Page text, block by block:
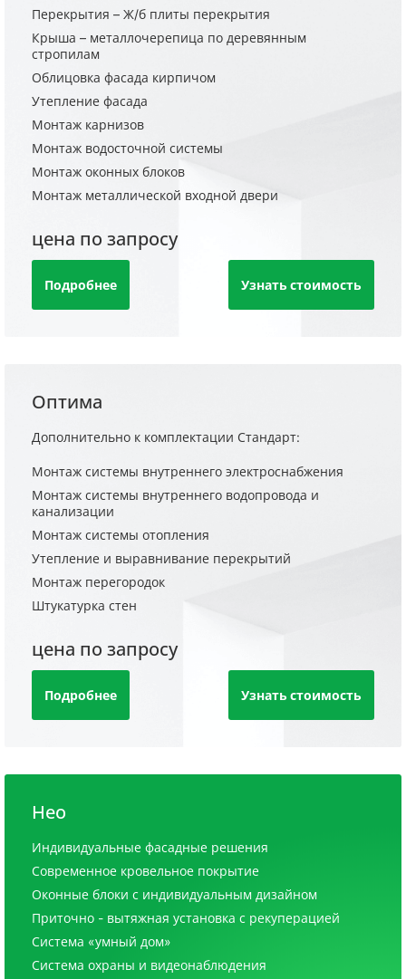
Перекрытия – Ж/б плиты перекрытия
Крыша – металлочерепица по деревянным
стропилам
Облицовка фасада кирпичом
Утепление фасада
Монтаж карнизов
Монтаж водосточной системы
Монтаж оконных блоков
Монтаж металлической входной двери
цена по запросу
Подробнее Узнать стоимость
Оптима
Дополнительно к комплектации Стандарт:
Монтаж системы внутреннего электроснабжения
Монтаж системы внутреннего водопровода и
канализации
Монтаж системы отопления
Утепление и выравнивание перекрытий
Монтаж перегородок
Штукатурка стен
цена по запросу
Подробнее Узнать стоимость
Нео
Индивидуальные фасадные решения
Современное кровельное покрытие
Оконные блоки с индивидуальным дизайном
Приточно - вытяжная установка с рекуперацией
Система «умный дом»
Система охраны и видеонаблюдения